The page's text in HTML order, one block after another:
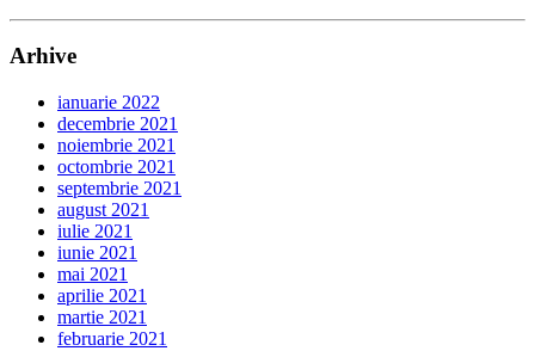
Arhive
ianuarie 2022
decembrie 2021
noiembrie 2021
octombrie 2021
septembrie 2021
august 2021
iulie 2021
iunie 2021
mai 2021
aprilie 2021
martie 2021
februarie 2021